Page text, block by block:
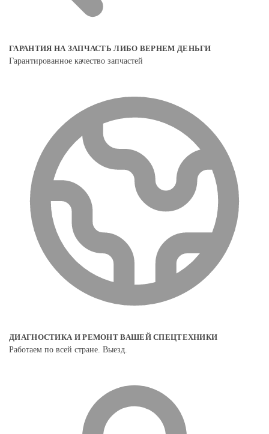
ГАРАНТИЯ НА ЗАПЧАСТЬ ЛИБО ВЕРНЕМ ДЕНЬГИ
Гарантированное качество запчастей
ДИАГНОСТИКА И РЕМОНТ ВАШЕЙ СПЕЦТЕХНИКИ
Работаем по всей стране. Выезд.